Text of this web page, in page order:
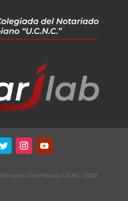
Colombiano UCNC | 2022